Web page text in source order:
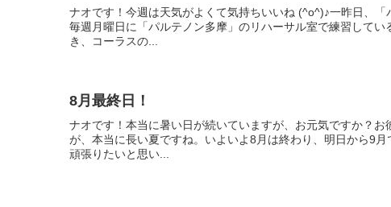
ナオです！今週は天気がよくて気持ちいいね (^o^)♪一昨日、
毎週月曜日に「パルテノン多摩」のリハーサル室で練習して
き、コーラスの...
8月最終日！
ナオです！本当に暑い日が続いていますが、お元気ですか？
が、本当に長い夏ですね。いよいよ8月は終わり、明日から9
頑張りたいと思い...